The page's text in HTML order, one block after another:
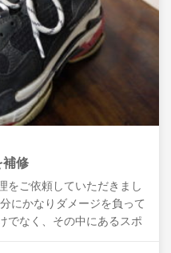
補修
をご依頼していただきまし
にかなりダメージを負って
でなく、その中にあるスポ